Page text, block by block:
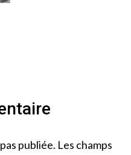
publiée. Les champs